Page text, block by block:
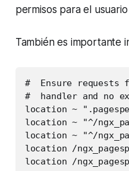
permisos para el usuario
También es importante
#  Ensure requests
#  handler and no
location ~
location ~ "^/
location ~ "^/
location /
location /